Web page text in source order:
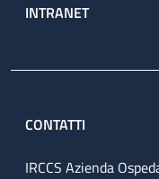
INTRANET
CONTATTI
IRCCS Azienda